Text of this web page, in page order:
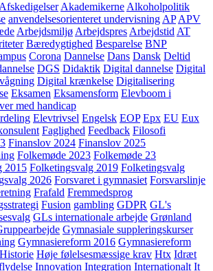
Afskedigelser Akademikerne Alkoholpolitik
anvendelsesorienteret undervisning AP APV
Arbejdsmiljø Arbejdspres Arbejdstid AT
Bæredygtighed Besparelse BNP
Corona Dannelse Dans Dansk Deltid
DGS Didaktik Digital dannelse Digital
Digital krænkelse Digitalisering
Eksamen Eksamensform Elevboom i
med handicap
Elevtrivsel Engelsk EOP Epx EU Eux
Faglighed Feedback Filosofi
Finanslov 2024 Finanslov 2025
Folkemøde 2023 Folkemøde 23
2015 Folketingsvalg 2019 Folketingsvalg
2026 Forsvaret i gymnasiet Forsvarslinje
Frafald Fremmedsprog
Fusion gambling GDPR GL's
GLs internationale arbejde Grønland
Gymnasiale suppleringskurser
Gymnasiereform 2016 Gymnasiereform
Historie Høje følelsesmæssige krav Htx Idræt
Innovation Integration Internationalt It